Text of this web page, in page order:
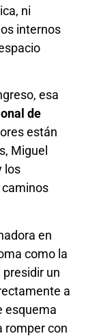
ni
internos
esa
de
están
Miguel
los
en
como la
un
a
esquema
romper con